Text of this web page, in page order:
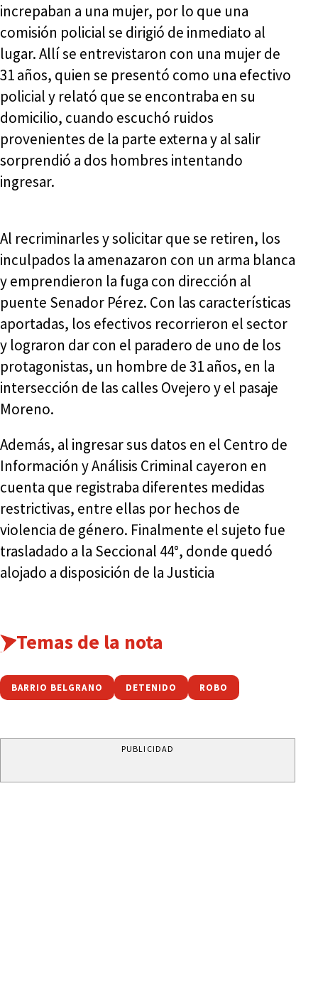
increpaban a una mujer, por lo que una
comisión policial se dirigió de inmediato al
lugar. Allí se entrevistaron con una mujer de
31 años, quien se presentó como una efectivo
policial y relató que se encontraba en su
domicilio, cuando escuchó ruidos
provenientes de la parte externa y al salir
sorprendió a dos hombres intentando
ingresar.
Al recriminarles y solicitar que se retiren, los
inculpados la amenazaron con un arma blanca
y emprendieron la fuga con dirección al
puente Senador Pérez. Con las características
aportadas, los efectivos recorrieron el sector
y lograron dar con el paradero de uno de los
protagonistas, un hombre de 31 años, en la
intersección de las calles Ovejero y el pasaje
Moreno.
Además, al ingresar sus datos en el Centro de
Información y Análisis Criminal cayeron en
cuenta que registraba diferentes medidas
restrictivas, entre ellas por hechos de
violencia de género. Finalmente el sujeto fue
trasladado a la Seccional 44°, donde quedó
alojado a disposición de la Justicia
Temas de la nota
BARRIO BELGRANO DETENIDO ROBO
PUBLICIDAD